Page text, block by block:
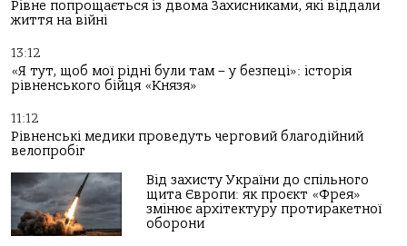
Рівне попрощається із двома Захисниками, які віддали
життя на війні
13:12
«Я тут, щоб мої рідні були там – у безпеці»: історія
рівненського бійця «Князя»
11:12
Рівненські медики проведуть черговий благодійний
велопробіг
Від захисту України до спільного
щита Європи: як проєкт «Фрея»
змінює архітектуру протиракетної
оборони